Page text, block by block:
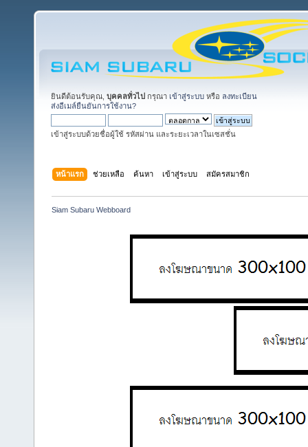
ยินดีต้อนรับคุณ, บุคคลทั่วไป กรุณา เข้าสู่ระบบ หรือ ลงทะเบียน
ส่งอีเมล์ยืนยันการใช้งาน?
เข้าสู่ระบบด้วยชื่อผู้ใช้ รหัสผ่าน และระยะเวลาในเซสชั่น
หน้าแรก ช่วยเหลือ ค้นหา เข้าสู่ระบบ สมัครสมาชิก
Siam Subaru Webboard